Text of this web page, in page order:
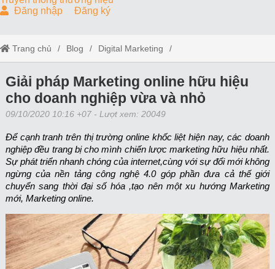
Đăng nhập
Đăng ký
Trang chủ Blog Digital Marketing
Giải pháp Marketing online hữu hiệu cho doanh nghiệp vừa và nhỏ
Giải pháp Marketing online hữu hiệu
cho doanh nghiệp vừa và nhỏ
09/10/2020 10:16 +07 - Lượt xem: 20049
Để cạnh tranh trên thị trường online khốc liệt hiện nay, các doanh
nghiệp đều trang bị cho mình chiến lược marketing hữu hiệu nhất.
Sự phát triển nhanh chóng của internet,cùng với sự đổi mới không
ngừng của nền tảng công nghệ 4.0 góp phần đưa cả thế giới
chuyển sang thời đại số hóa ,tạo nên một xu hướng Marketing
mới, Marketing online.